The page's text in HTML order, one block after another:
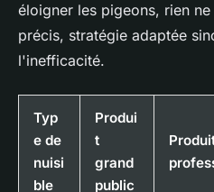
éloigner les pigeons, rien
précis, stratégie adaptée
l'inefficacité.
Typ
e de
nuisi
ble
Produi
t
grand
public